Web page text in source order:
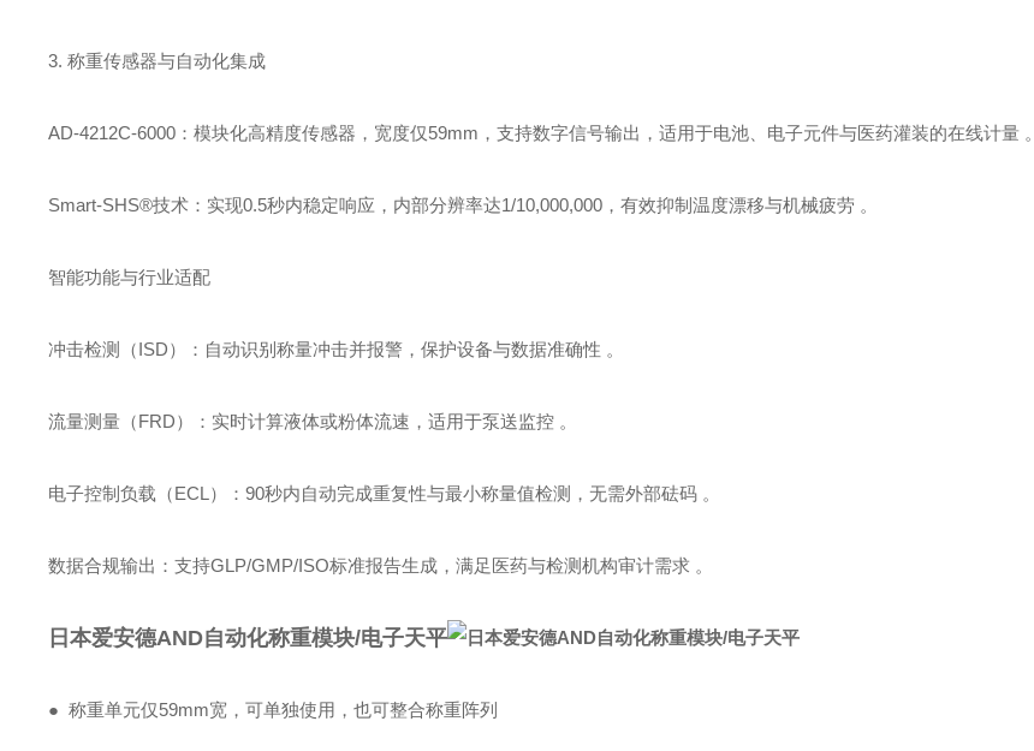
3. ‌称重传感器与自动化集成‌
‌AD-4212C-6000‌：模块化高精度传感器，宽度仅‌59mm‌，支持数字信号输出，适用于电池、电子元件与医药灌装的在线计量 。
‌Smart-SHS®技术‌：实现‌0.5秒内稳定响应‌，内部分辨率达1/10,000,000，有效抑制温度漂移与机械疲劳 。
智能功能与行业适配
‌冲击检测（ISD）‌：自动识别称量冲击并报警，保护设备与数据准确性 。
‌流量测量（FRD）‌：实时计算液体或粉体流速，适用于泵送监控 。
‌电子控制负载（ECL）‌：90秒内自动完成重复性与最小称量值检测，无需外部砝码 。
‌数据合规输出‌：支持GLP/GMP/ISO标准报告生成，满足医药与检测机构审计需求 。
日本爱安德AND自动化称重模块/电子天平
● 称重单元仅59mm宽，可单独使用，也可整合称重阵列